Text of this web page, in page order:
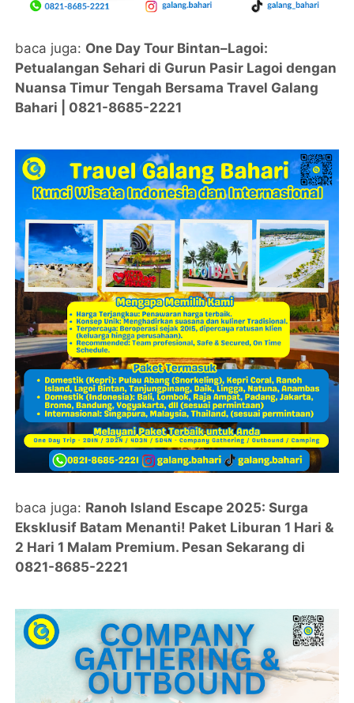
baca juga: One Day Tour Bintan–Lagoi:
Petualangan Sehari di Gurun Pasir Lagoi dengan
Nuansa Timur Tengah Bersama Travel Galang
Bahari | 0821-8685-2221
baca juga: Ranoh Island Escape 2025: Surga
Eksklusif Batam Menanti! Paket Liburan 1 Hari &
2 Hari 1 Malam Premium. Pesan Sekarang di
0821-8685-2221